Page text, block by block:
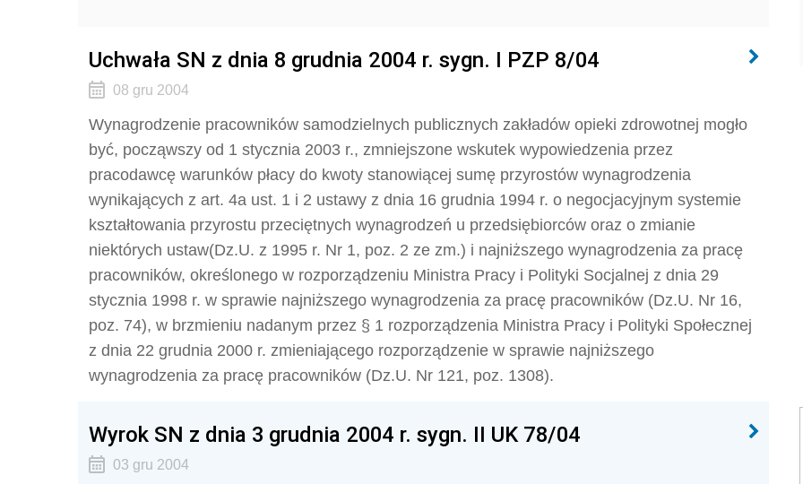
Uchwała SN z dnia 8 grudnia 2004 r. sygn. I PZP 8/04
08 gru 2004
Wynagrodzenie pracowników samodzielnych publicznych zakładów opieki zdrowotnej mogło
być, począwszy od 1 stycznia 2003 r., zmniejszone wskutek wypowiedzenia przez
pracodawcę warunków płacy do kwoty stanowiącej sumę przyrostów wynagrodzenia
wynikających z art. 4a ust. 1 i 2 ustawy z dnia 16 grudnia 1994 r. o negocjacyjnym systemie
kształtowania przyrostu przeciętnych wynagrodzeń u przedsiębiorców oraz o zmianie
niektórych ustaw(Dz.U. z 1995 r. Nr 1, poz. 2 ze zm.) i najniższego wynagrodzenia za pracę
pracowników, określonego w rozporządzeniu Ministra Pracy i Polityki Socjalnej z dnia 29
stycznia 1998 r. w sprawie najniższego wynagrodzenia za pracę pracowników (Dz.U. Nr 16,
poz. 74), w brzmieniu nadanym przez § 1 rozporządzenia Ministra Pracy i Polityki Społecznej
z dnia 22 grudnia 2000 r. zmieniającego rozporządzenie w sprawie najniższego
wynagrodzenia za pracę pracowników (Dz.U. Nr 121, poz. 1308).
Wyrok SN z dnia 3 grudnia 2004 r. sygn. II UK 78/04
03 gru 2004